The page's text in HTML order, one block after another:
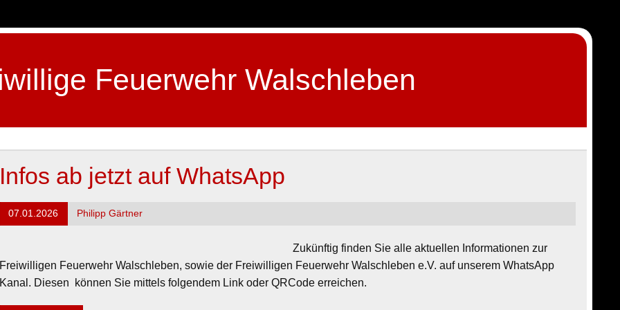
Feuerwehr Walschleben
Infos ab jetzt auf WhatsApp
07.01.2026 Philipp Gärtner
Zukünftig finden Sie alle aktuellen Informationen zur
Freiwilligen Feuerwehr Walschleben, sowie der Freiwilligen Feuerwehr Walschleben e.V. auf unserem WhatsApp
Kanal. Diesen können Sie mittels folgendem Link oder QRCode erreichen.